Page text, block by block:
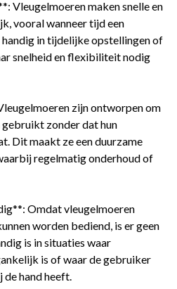
Vleugelmoeren maken snelle en
vooral wanneer tijd een
in tijdelijke opstellingen of
snelheid en flexibiliteit nodig
zijn ontworpen om
zonder dat hun
Dit maakt ze een duurzame
regelmatig onderhoud of
Omdat vleugelmoeren
worden bediend, is er geen
is in situaties waar
is of waar de gebruiker
de hand heeft.